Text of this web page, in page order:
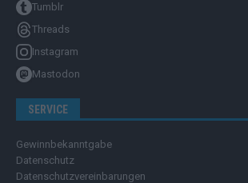
Tumblr
Threads
Instagram
Mastodon
SERVICE
Gewinnbekanntgabe
Datenschutz
Datenschutzvereinbarungen